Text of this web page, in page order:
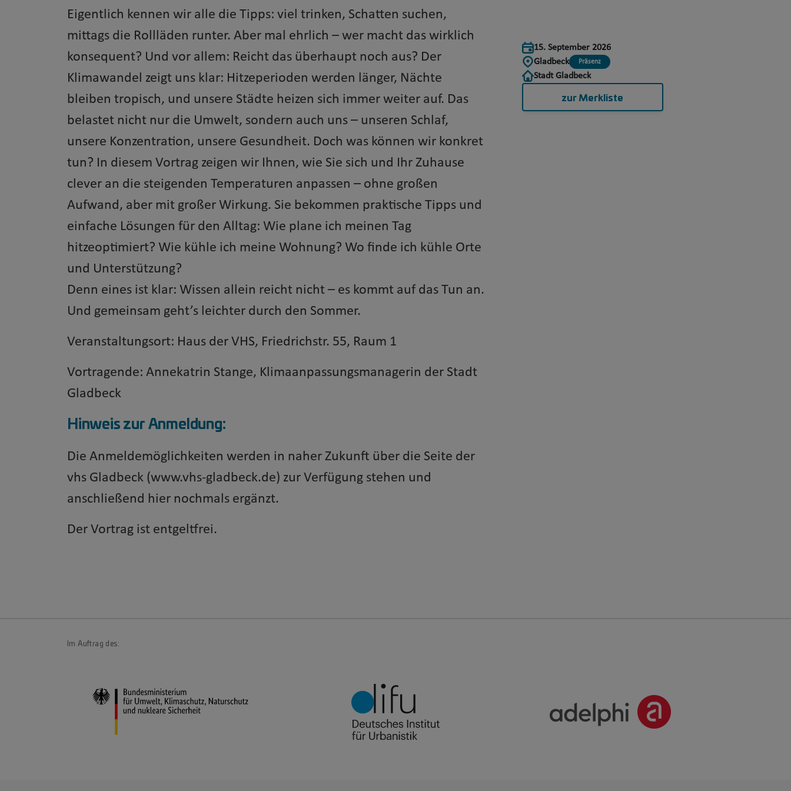
Eigentlich kennen wir alle die Tipps: viel trinken, Schatten suchen,
mittags die Rollläden runter. Aber mal ehrlich – wer macht das wirklich
konsequent? Und vor allem: Reicht das überhaupt noch aus? Der
Klimawandel zeigt uns klar: Hitzeperioden werden länger, Nächte
bleiben tropisch, und unsere Städte heizen sich immer weiter auf. Das
belastet nicht nur die Umwelt, sondern auch uns – unseren Schlaf,
unsere Konzentration, unsere Gesundheit. Doch was können wir konkret
tun? In diesem Vortrag zeigen wir Ihnen, wie Sie sich und Ihr Zuhause
clever an die steigenden Temperaturen anpassen – ohne großen
Aufwand, aber mit großer Wirkung. Sie bekommen praktische Tipps und
einfache Lösungen für den Alltag: Wie plane ich meinen Tag
hitzeoptimiert? Wie kühle ich meine Wohnung? Wo finde ich kühle Orte
und Unterstützung?
Denn eines ist klar: Wissen allein reicht nicht – es kommt auf das Tun an.
Und gemeinsam geht’s leichter durch den Sommer.
Veranstaltungsort: Haus der VHS, Friedrichstr. 55, Raum 1
Vortragende: Annekatrin Stange, Klimaanpassungsmanagerin der Stadt
Gladbeck
Hinweis zur Anmeldung:
Die Anmeldemöglichkeiten werden in naher Zukunft über die Seite der
vhs Gladbeck (www.vhs-gladbeck.de) zur Verfügung stehen und
anschließend hier nochmals ergänzt.
Der Vortrag ist entgeltfrei.
15. September 2026
Gladbeck
Präsenz
Stadt Gladbeck
zur Merkliste
Im Auftrag des: